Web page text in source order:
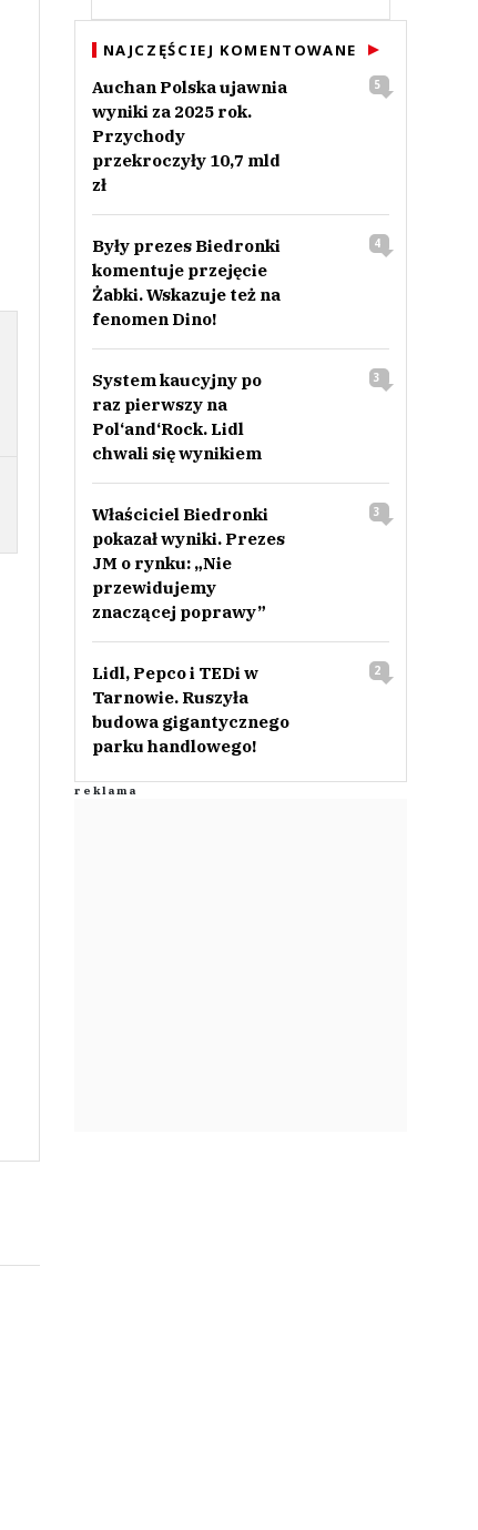
NAJCZĘŚCIEJ KOMENTOWANE
Auchan Polska ujawnia
wyniki za 2025 rok.
Przychody
przekroczyły 10,7 mld
zł
5
Były prezes Biedronki
komentuje przejęcie
Żabki. Wskazuje też na
fenomen Dino!
4
System kaucyjny po
raz pierwszy na
Pol‘and‘Rock. Lidl
chwali się wynikiem
3
Właściciel Biedronki
pokazał wyniki. Prezes
JM o rynku: „Nie
przewidujemy
znaczącej poprawy”
3
Lidl, Pepco i TEDi w
Tarnowie. Ruszyła
budowa gigantycznego
parku handlowego!
2